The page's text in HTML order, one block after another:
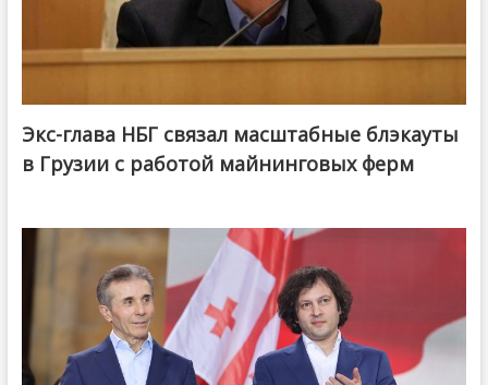
Экс-глава НБГ связал масштабные блэкауты
в Грузии с работой майнинговых ферм